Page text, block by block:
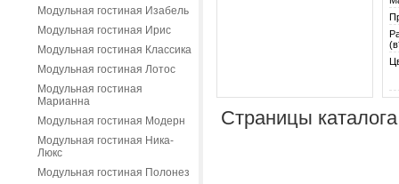
Модульная гостиная Изабель
Модульная гостиная Ирис
Модульная гостиная Классика
Модульная гостиная Лотос
Модульная гостиная
Марианна
Модульная гостиная Модерн
Модульная гостиная Ника-
Люкс
Модульная гостиная Полонез
Страницы